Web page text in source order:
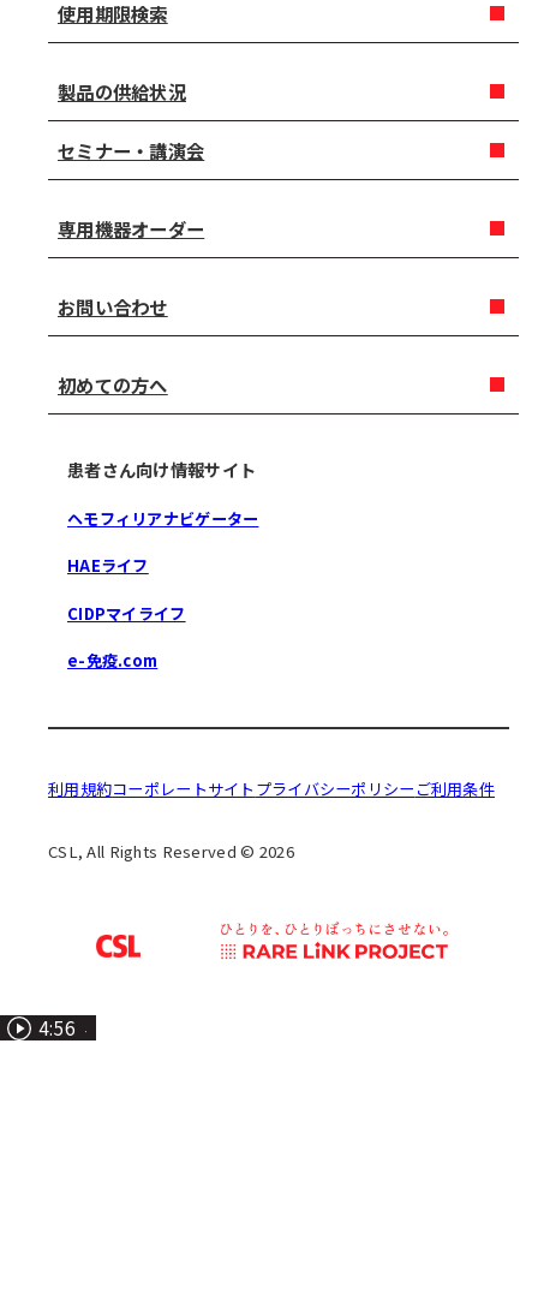
01:34
7:57
7:39
4:56
使用期限検索
製品の供給状況
セミナー・講演会
専用機器オーダー
お問い合わせ
初めての方へ
患者さん向け情報サイト
ヘモフィリアナビゲーター
HAEライフ
CIDPマイライフ
e-免疫.com
利用規約コーポレートサイト プライバシーポリシー ご利用条件
CSL, All Rights Reserved © 2026